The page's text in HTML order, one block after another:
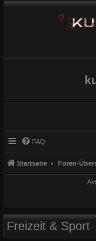
FAQ
Startseite Foren-
Freizeit & Sport